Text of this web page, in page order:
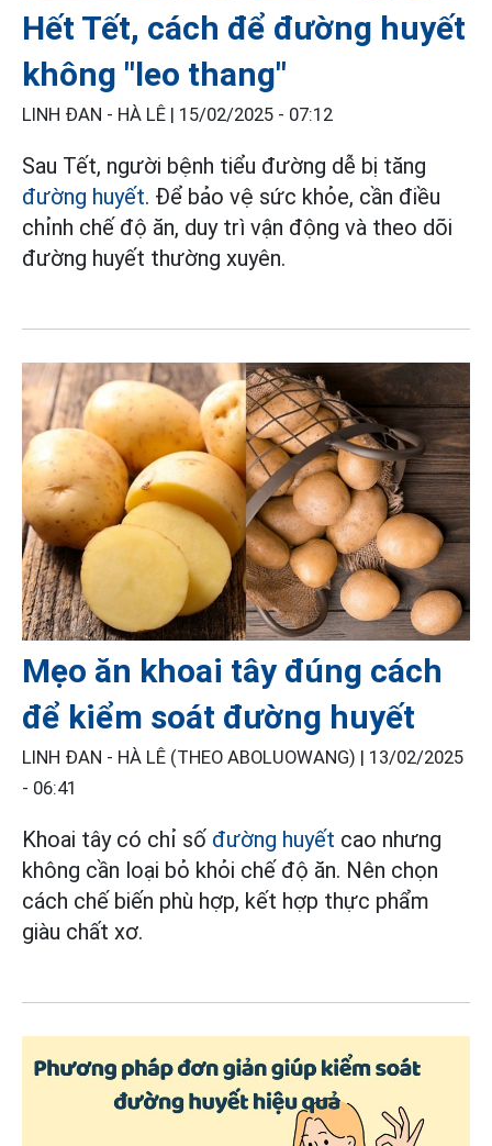
Hết Tết, cách để đường huyết
không "leo thang"
LINH ĐAN - HÀ LÊ | 15/02/2025 - 07:12
Sau Tết, người bệnh tiểu đường dễ bị tăng
đường huyết. Để bảo vệ sức khỏe, cần điều
chỉnh chế độ ăn, duy trì vận động và theo dõi
đường huyết thường xuyên.
Mẹo ăn khoai tây đúng cách
để kiểm soát đường huyết
LINH ĐAN - HÀ LÊ (THEO ABOLUOWANG) | 13/02/2025
- 06:41
Khoai tây có chỉ số đường huyết cao nhưng
không cần loại bỏ khỏi chế độ ăn. Nên chọn
cách chế biến phù hợp, kết hợp thực phẩm
giàu chất xơ.